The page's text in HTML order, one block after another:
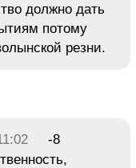
должно дать
потому
резни.
-8